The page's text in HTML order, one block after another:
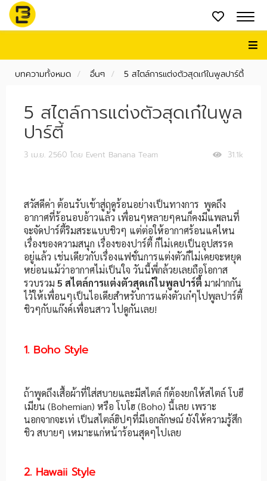
บทความทั้งหมด อื่นๆ 5 สไตล์การแต่งตัวสุดเก๋ในพูลปาร์ตี้
5 สไตล์การแต่งตัวสุดเก๋ในพูล
ปาร์ตี้
31.1k
3 เม.ย. 2560 โดย Event Banana Team
สวัสดีค่า ต้อนรับเข้าสู่ฤดูร้อนอย่างเป็นทางการ พูดถึง
อากาศที่ร้อนอบอ้าวแล้ว เพื่อนๆหลายๆคนก็คงมีแพลนที่
จะจัดปาร์ตี้ริมสระแบบชิวๆ แต่ต่อให้อากาศร้อนแค่ไหน
เรื่องของความสนุก เรื่องของปาร์ตี้ ก็ไม่เคยเป็นอุปสรรค
อยู่แล้ว เช่นเดียวกับเรื่องแฟชั่นการแต่งตัวก็ไม่เคยจะหยุด
หย่อนแม้ว่าอากาศไม่เป็นใจ วันนี้พี่กล้วยเลยถือโอกาส
รวบรวม 5 สไตล์การแต่งตัวสุดเก๋ในพูลปาร์ตี้ มาฝากกัน
ไว้ให้เพื่อนๆเป็นไอเดียสำหรับการแต่งตัวเก๋ๆไปพูลปาร์ตี้
ชิวๆกับแก๊งค์เพื่อนสาว ไปดูกันเลย!
1. Boho Style
ถ้าพูดถึงเสื้อผ้าที่ใส่สบายและมีสไตล์ ก็ต้องยกให้สไตล์ โบฮี
เมียน (Bohemian) หรือ โบโฮ (Boho) นี้เลย เพราะ
นอกจากจะเท่ เป็นสไตล์ฮิปๆที่มีเอกลักษณ์ ยังให้ความรู้สึก
ชิว สบายๆ เหมาะแก่หน้าร้อนสุดๆไปเลย
2. Hawaii Style